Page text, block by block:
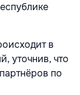
в
уточнив, что
по